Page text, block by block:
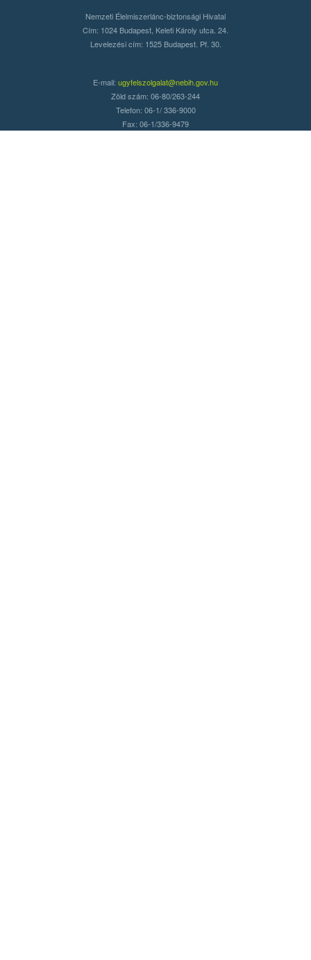
Nemzeti Élelmiszerlánc-biztonsági Hivatal
Cím: 1024 Budapest, Keleti Károly utca. 24.
Levelezési cím: 1525 Budapest. Pf. 30.
E-mail: ugyfelszolgalat@nebih.gov.hu
Zöld szám: 06-80/263-244
Telefon: 06-1/ 336-9000
Fax: 06-1/336-9479